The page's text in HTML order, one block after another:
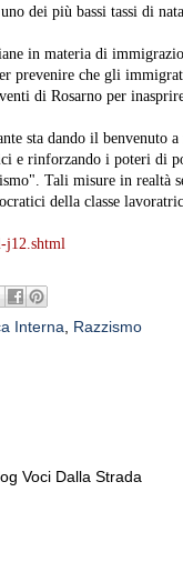
dei più bassi tassi di
in materia di
prevenire che gli
di Rosarno per
sta dando il benvenuto
e rinforzando i poteri di
Tali misure in realtà
della classe
j12.shtml
Interna Razzismo
Voci Dalla Strada